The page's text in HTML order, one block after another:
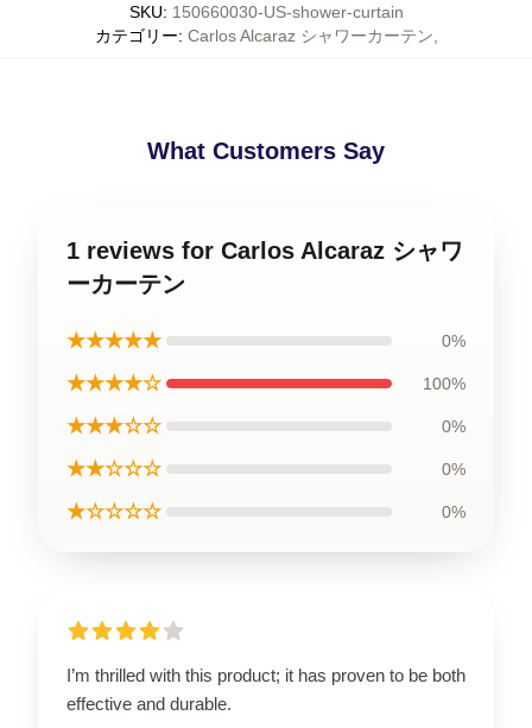
SKU: 150660030-US-shower-curtain
カテゴリー: Carlos Alcaraz シャワーカーテン
What Customers Say
1 reviews for Carlos Alcaraz シャワ
ーカーテン
★★★★★ 0%
★★★★☆ 100%
★★★☆☆ 0%
★★☆☆☆ 0%
★☆☆☆☆ 0%
I’m thrilled with this product; it has proven to be both
effective and durable.